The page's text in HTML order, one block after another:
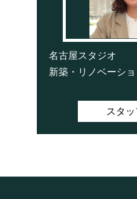
名古屋スタジオ
新築・リノベーシ
スタ